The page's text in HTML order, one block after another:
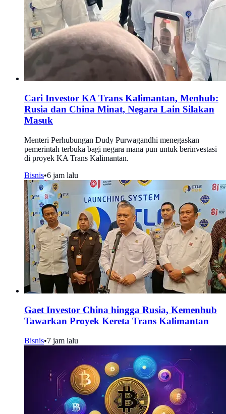
Cari Investor KA Trans Kalimantan, Menhub:
Rusia dan China Minat, Negara Lain Silakan
Masuk
Menteri Perhubungan Dudy Purwagandhi menegaskan
pemerintah terbuka bagi negara mana pun untuk berinvestasi
di proyek KA Trans Kalimantan.
Bisnis•6 jam lalu
Gaet Investor China hingga Rusia, Kemenhub
Tawarkan Proyek Kereta Trans Kalimantan
Bisnis•7 jam lalu